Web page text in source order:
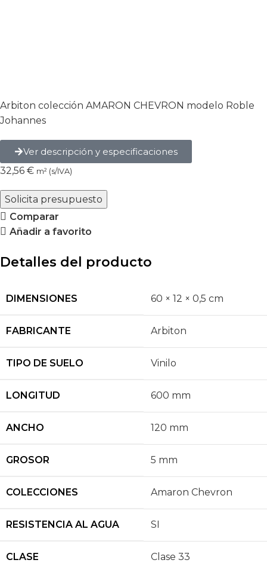
Arbiton colección AMARON CHEVRON modelo Roble
Johannes
Ver descripción y especificaciones
32,56 € m² (s/IVA)
Solicita presupuesto
Comparar
Añadir a favorito
Detalles del producto
DIMENSIONES 60 × 12 × 0,5 cm
FABRICANTE Arbiton
TIPO DE SUELO Vinilo
LONGITUD 600 mm
ANCHO 120 mm
GROSOR 5 mm
COLECCIONES Amaron Chevron
RESISTENCIA AL AGUA SI
CLASE Clase 33